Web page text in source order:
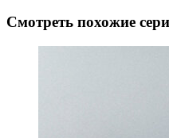
Смотреть похожие